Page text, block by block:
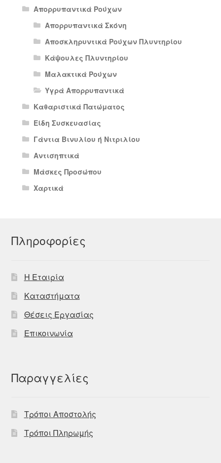
Απορρυπαντικά Ρούχων
Απορρυπαντικά Σκόνη
Αποσκληρυντικά Ρούχων Πλυντηρίου
Κάψουλες Πλυντηρίου
Μαλακτικά Ρούχων
Υγρά Απορρυπαντικά
Καθαριστικά Πατώματος
Είδη Συσκευασίας
Γάντια Βινυλίου ή Νιτριλίου
Αντισηπτικά
Μάσκες Προσώπου
Χαρτικά
Πληροφορίες
Η Εταιρία
Καταστήματα
Θέσεις Εργασίας
Επικοινωνία
Παραγγελίες
Τρόποι Αποστολής
Τρόποι Πληρωμής